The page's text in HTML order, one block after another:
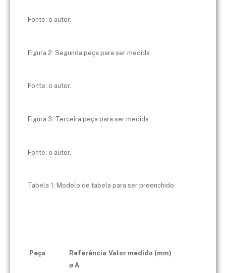
Fonte: o autor.
Figura 2: Segunda peça para ser medida
Fonte: o autor.
Figura 3: Terceira peça para ser medida
Fonte: o autor.
Tabela 1: Modelo de tabela para ser preenchido
Peça Referência Valor medido (mm)
⌀ A